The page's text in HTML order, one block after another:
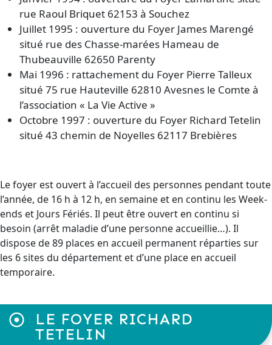
rue Raoul Briquet 62153 à Souchez
Juillet 1995 : ouverture du Foyer James Marengé
situé rue des Chasse-marées Hameau de
Thubeauville 62650 Parenty
Mai 1996 : rattachement du Foyer Pierre Talleux
situé 75 rue Hauteville 62810 Avesnes le Comte à
l’association « La Vie Active »
Octobre 1997 : ouverture du Foyer Richard Tetelin
situé 43 chemin de Noyelles 62117 Brebières
Le foyer est ouvert à l’accueil des personnes pendant toute
l’année, de 16 h à 12 h, en semaine et en continu les Week-
ends et Jours Fériés. Il peut être ouvert en continu si
besoin (arrêt maladie d’une personne accueillie…). Il
dispose de 89 places en accueil permanent réparties sur
les 6 sites du département et d’une place en accueil
temporaire.
LE FOYER RICHARD
TETELIN